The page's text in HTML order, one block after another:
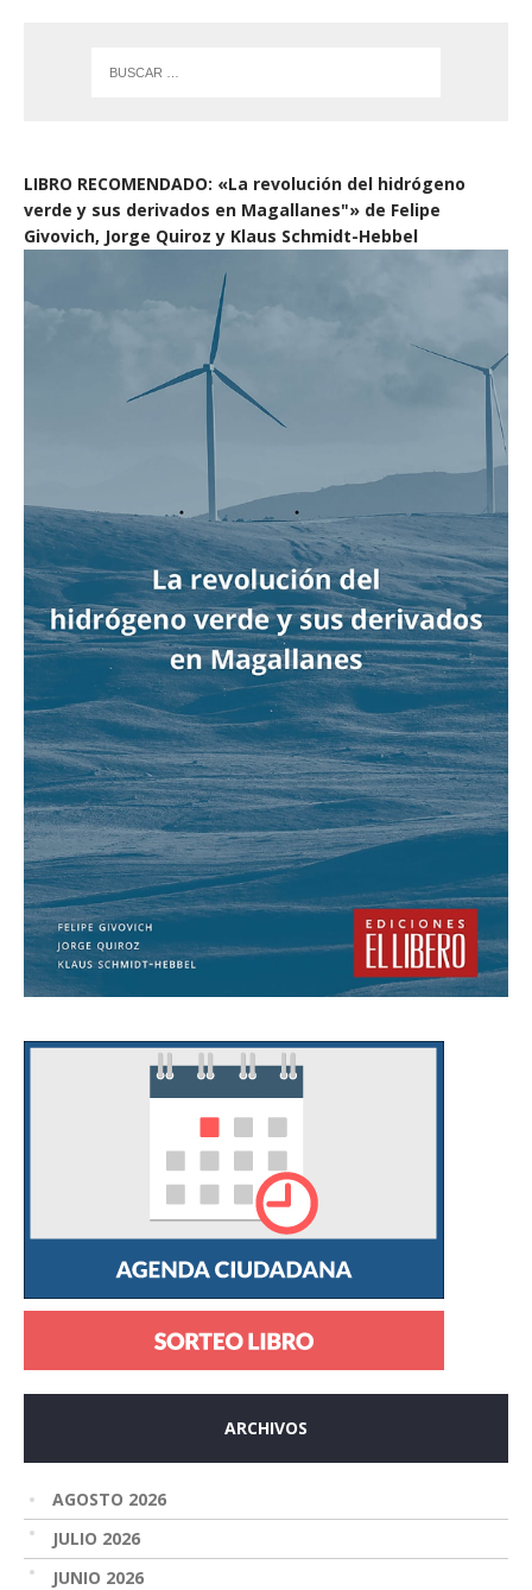
LIBRO RECOMENDADO: «La revolución del hidrógeno
verde y sus derivados en Magallanes"» de Felipe
Givovich, Jorge Quiroz y Klaus Schmidt-Hebbel
ARCHIVOS
AGOSTO 2026
JULIO 2026
JUNIO 2026